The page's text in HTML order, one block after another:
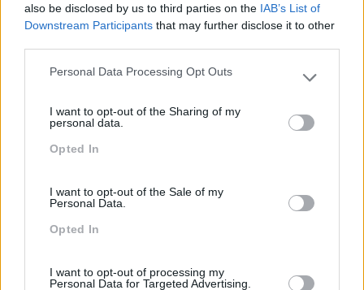
also be disclosed by us to third parties on the IAB’s List of
Downstream Participants that may further disclose it to other
Please note that this website/app uses one or more Google
not limited to your visit or usage behaviour. You may click to
grant or deny consent to Google and its third-party tags to
use your data for below specified purposes in below Google
Personal Data Processing Opt Outs
I want to opt-out of the Sharing of my
personal data.
Opted In
I want to opt-out of the Sale of my
Personal Data.
Opted In
I want to opt-out of processing my
Personal Data for Targeted Advertising.
Com A Saúde Mental E A
Produtividade
As Gerações
Pesquisa